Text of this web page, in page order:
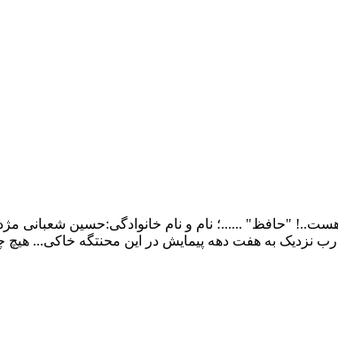
"حافظ" ......؛ نام و نام خانوادگی:حسین شعبانی
نزدیک به هفت دهه پیمایش در این محنتگه خاکی...